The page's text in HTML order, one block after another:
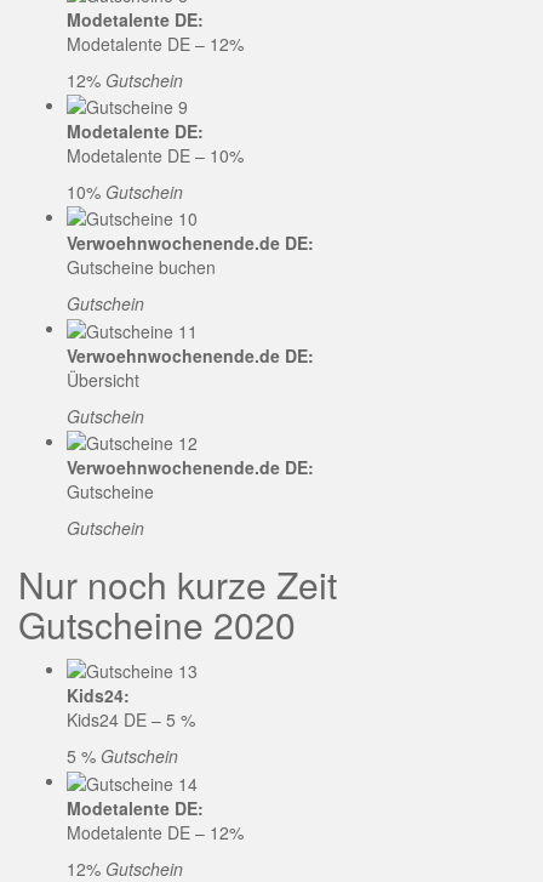
Modetalente DE:
Modetalente DE – 12%
12% Gutschein
Modetalente DE:
Modetalente DE – 10%
10% Gutschein
Verwoehnwochenende.de DE:
Gutscheine buchen
Gutschein
Verwoehnwochenende.de DE:
Übersicht
Gutschein
Verwoehnwochenende.de DE:
Gutscheine
Gutschein
Nur noch kurze Zeit
Gutscheine 2020
Kids24:
Kids24 DE – 5 %
5 % Gutschein
Modetalente DE:
Modetalente DE – 12%
12% Gutschein